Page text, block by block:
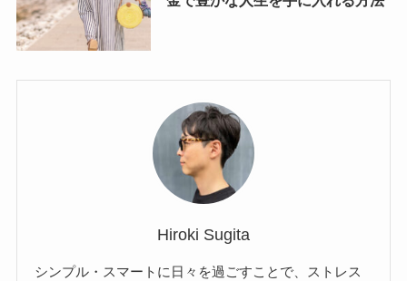
Hiroki Sugita
シンプル・スマートに日々を過ごすことで、ストレス